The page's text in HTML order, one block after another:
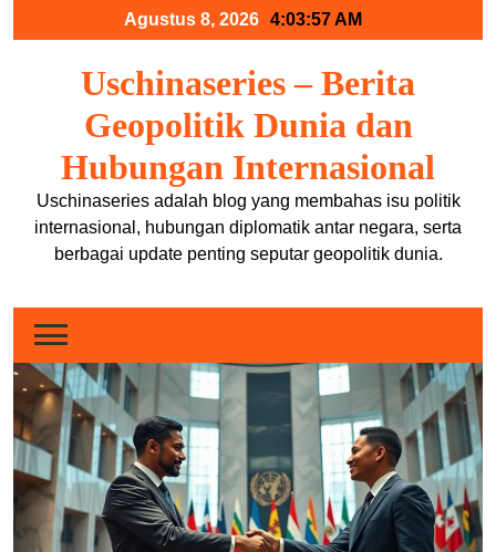
Agustus 8, 2026 4:03:57 AM
Uschinaseries – Berita
Geopolitik Dunia dan
Hubungan Internasional
Uschinaseries adalah blog yang membahas isu politik
internasional, hubungan diplomatik antar negara, serta
berbagai update penting seputar geopolitik dunia.